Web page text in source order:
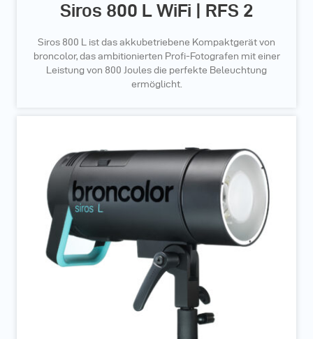
Siros 800 L WiFi | RFS 2
Siros 800 L ist das akkubetriebene Kompaktgerät von
broncolor, das ambitionierten Profi-Fotografen mit einer
Leistung von 800 Joules die perfekte Beleuchtung
ermöglicht.